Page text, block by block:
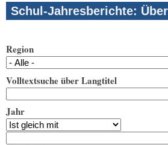
Schul-Jahresberichte:
Region
Volltextsuche über Langtitel
Jahr